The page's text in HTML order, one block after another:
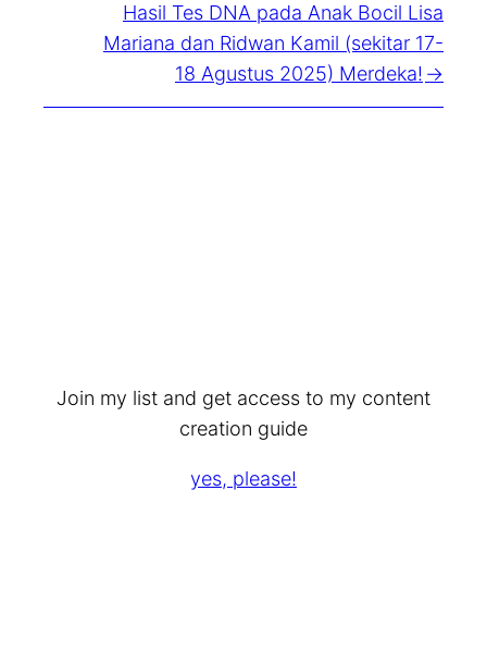
Hasil Tes DNA pada Anak Bocil Lisa
Mariana dan Ridwan Kamil (sekitar 17-
18 Agustus 2025) Merdeka!
Join my list and get access to my content
creation guide
yes, please!